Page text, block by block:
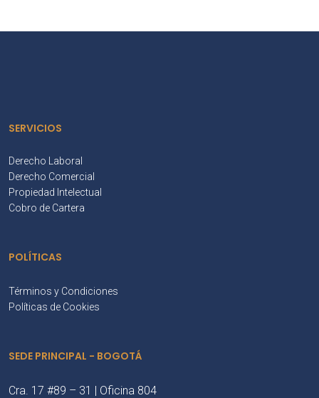
SERVICIOS
Derecho Laboral
Derecho Comercial
Propiedad Intelectual
Cobro de Cartera
POLÍTICAS
Términos y Condiciones
Políticas de Cookies
SEDE PRINCIPAL - BOGOTÁ
Cra. 17 #89 – 31 | Oficina 804